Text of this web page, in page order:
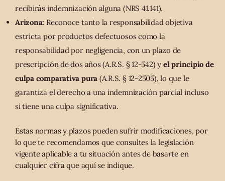
recibirás indemnización alguna (NRS 41.141).
Arizona: Reconoce tanto la responsabilidad objetiva
estricta por productos defectuosos como la
responsabilidad por negligencia, con un plazo de
prescripción de dos años (A.R.S. § 12-542) y el principio de
culpa comparativa pura (A.R.S. § 12-2505), lo que le
garantiza el derecho a una indemnización parcial incluso
si tiene una culpa significativa.
Estas normas y plazos pueden sufrir modificaciones, por
lo que te recomendamos que consultes la legislación
vigente aplicable a tu situación antes de basarte en
cualquier cifra que aquí se indique.